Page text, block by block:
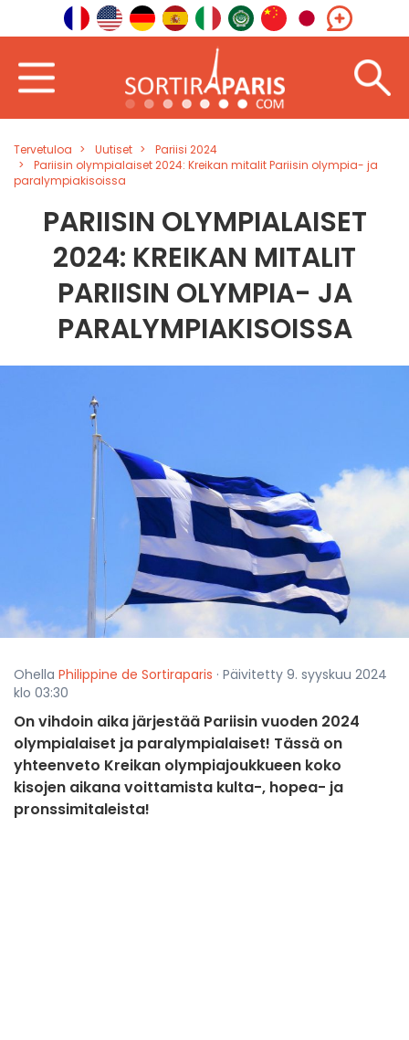
Tervetuloa Uutiset
Pariisi 2024
Pariisin olympialaiset 2024: Kreikan mitalit Pariisin olympia- ja
paralympiakisoissa
PARIISIN OLYMPIALAISET
2024: KREIKAN MITALIT
PARIISIN OLYMPIA- JA
PARALYMPIAKISOISSA
Ohella Philippine de Sortiraparis · Päivitetty 9. syyskuu 2024
klo 03:30
On vihdoin aika järjestää Pariisin vuoden 2024
olympialaiset ja paralympialaiset! Tässä on
yhteenveto Kreikan olympiajoukkueen koko
kisojen aikana voittamista kulta-, hopea- ja
pronssimitaleista!